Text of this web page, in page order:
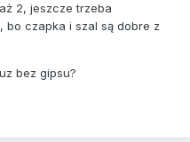
2, jeszcze trzeba
bo czapka i szal są dobre z
bez gipsu?